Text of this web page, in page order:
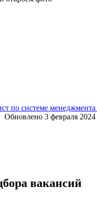
по системе
Обновлено 3 февраля 2024
вакансий